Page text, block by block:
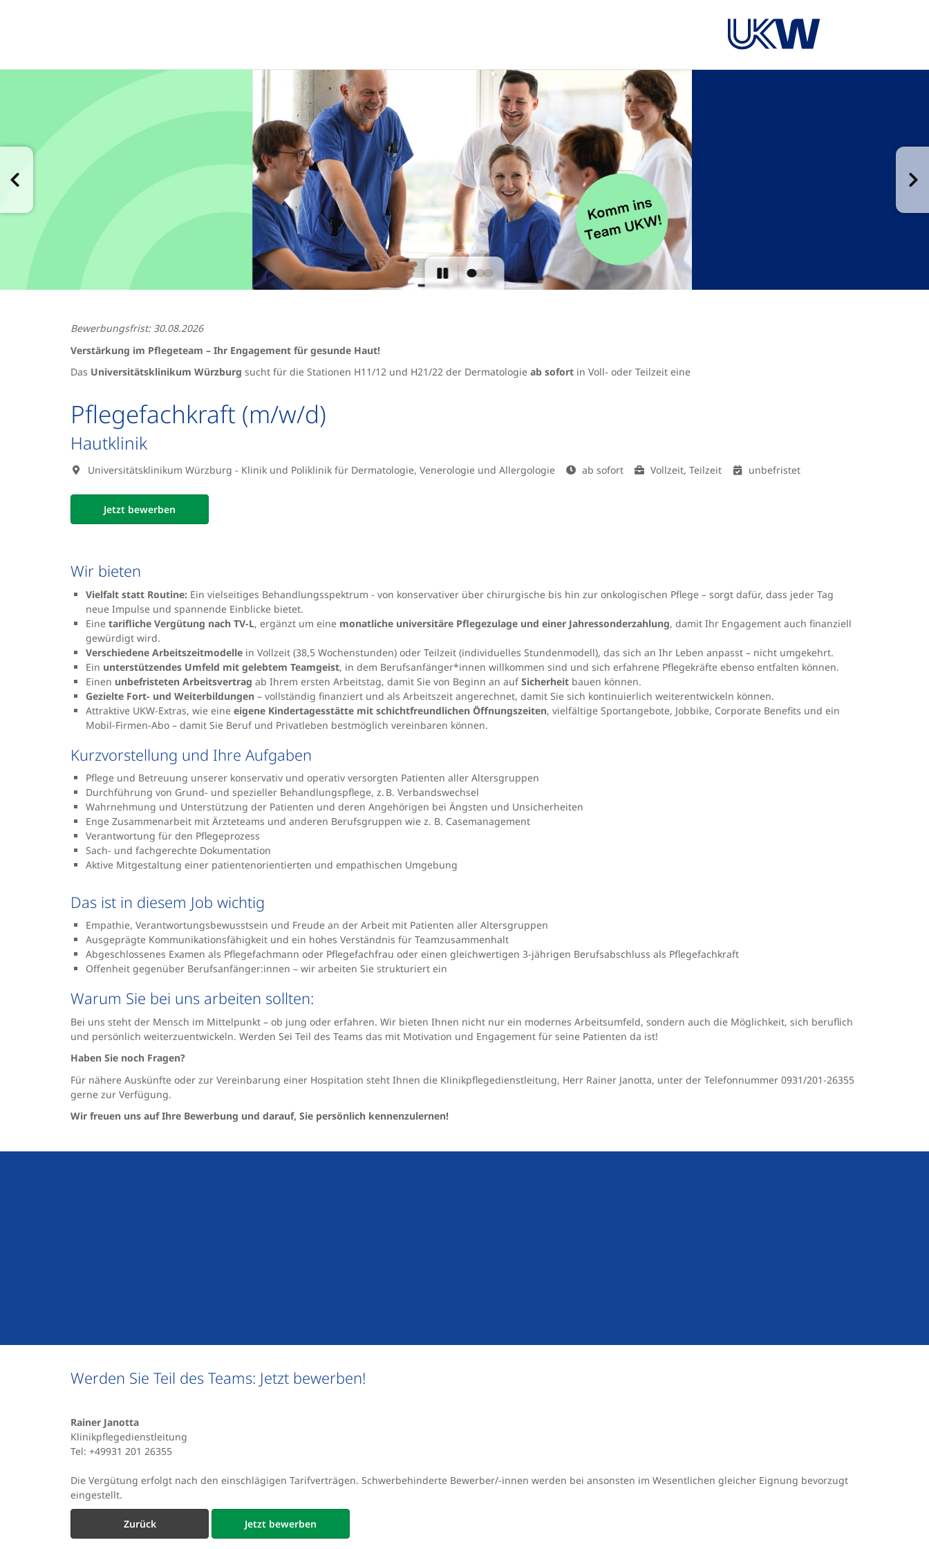
Pflegefachkraft (m/w/d)
Hautklinik
Universitätsklinikum Würzburg - Klinik und Poliklinik für Dermatologie, Venerologie und Allergologie ab sofort Vollzeit, Teilzeit unbefristet
Jetzt bewerben
Bewerbungsfrist: 30.08.2026
Verstärkung im Pflegeteam – Ihr Engagement für gesunde Haut!
Das Universitätsklinikum Würzburg sucht für die Stationen H11/12 und H21/22 der Dermatologie ab sofort in Voll- oder Teilzeit eine
Wir bieten
Vielfalt statt Routine: Ein vielseitiges Behandlungsspektrum - von konservativer über chirurgische bis hin zur onkologischen Pflege – sorgt dafür, dass jeder Tag
neue Impulse und spannende Einblicke bietet.
Eine tarifliche Vergütung nach TV-L, ergänzt um eine monatliche universitäre Pflegezulage und einer Jahressonderzahlung, damit Ihr Engagement auch finanziell
gewürdigt wird.
Verschiedene Arbeitszeitmodelle in Vollzeit (38,5 Wochenstunden) oder Teilzeit (individuelles Stundenmodell), das sich an Ihr Leben anpasst – nicht umgekehrt.
Ein unterstützendes Umfeld mit gelebtem Teamgeist, in dem Berufsanfänger*innen willkommen sind und sich erfahrene Pflegekräfte ebenso entfalten können.
Einen unbefristeten Arbeitsvertrag ab Ihrem ersten Arbeitstag, damit Sie von Beginn an aufSicherheit bauen können.
Gezielte Fort- und Weiterbildungen – vollständig finanziert und als Arbeitszeit angerechnet, damit Sie sich kontinuierlich weiterentwickeln können.
Attraktive UKW-Extras, wie eine eigene Kindertagesstätte mit schichtfreundlichen Öffnungszeiten, vielfältige Sportangebote, Jobbike, Corporate Benefits und ein
Mobil-Firmen-Abo – damit Sie Beruf und Privatleben bestmöglich vereinbaren können.
Kurzvorstellung und Ihre Aufgaben
Pflege und Betreuung unserer konservativ und operativ versorgten Patienten aller Altersgruppen
Durchführung von Grund- und spezieller Behandlungspflege, z. B. Verbandswechsel
Wahrnehmung und Unterstützung der Patienten und deren Angehörigen bei Ängsten und Unsicherheiten
Enge Zusammenarbeit mit Ärzteteams und anderen Berufsgruppen wie z. B. Casemanagement
Verantwortung für den Pflegeprozess
Sach- und fachgerechte Dokumentation
Aktive Mitgestaltung einer patientenorientierten und empathischen Umgebung
Das ist in diesem Job wichtig
Empathie, Verantwortungsbewusstsein und Freude an der Arbeit mit Patienten aller Altersgruppen
Ausgeprägte Kommunikationsfähigkeit und ein hohes Verständnis für Teamzusammenhalt
Abgeschlossenes Examen als Pflegefachmann oder Pflegefachfrau oder einen gleichwertigen 3-jährigen Berufsabschluss als Pflegefachkraft
Offenheit gegenüber Berufsanfänger:innen – wir arbeiten Sie strukturiert ein
Warum Sie bei uns arbeiten sollten:
Bei uns steht der Mensch im Mittelpunkt – ob jung oder erfahren. Wir bieten Ihnen nicht nur ein modernes Arbeitsumfeld, sondern auch die Möglichkeit, sich beruflich
und persönlich weiterzuentwickeln. Werden Sei Teil des Teams das mit Motivation und Engagement für seine Patienten da ist!
Haben Sie noch Fragen?
Für nähere Auskünfte oder zur Vereinbarung einer Hospitation steht Ihnen die Klinikpflegedienstleitung, Herr Rainer Janotta, unter der Telefonnummer 0931/201-26355
gerne zur Verfügung.
Wir freuen uns auf Ihre Bewerbung und darauf, Sie persönlich kennenzulernen!
Werden Sie Teil des Teams: Jetzt bewerben!
Rainer Janotta
Klinikpflegedienstleitung
Tel: +49931 201 26355
Die Vergütung erfolgt nach den einschlägigen Tarifverträgen. Schwerbehinderte Bewerber/-innen werden bei ansonsten im Wesentlichen gleicher Eignung bevorzugt
eingestellt.
Zurück Jetzt bewerben